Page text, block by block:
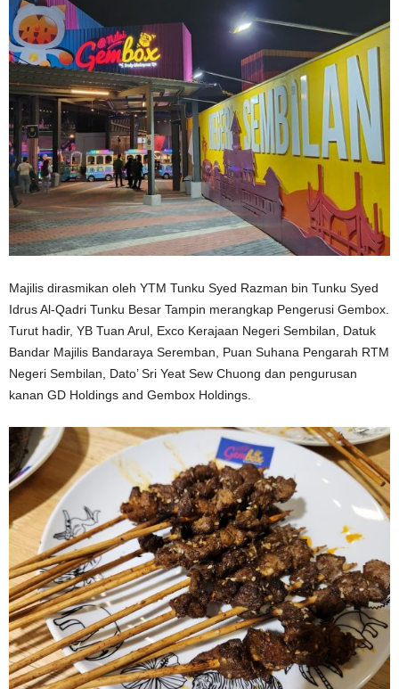
Majilis dirasmikan oleh YTM Tunku Syed Razman bin Tunku Syed
Idrus Al-Qadri Tunku Besar Tampin merangkap Pengerusi Gembox.
Turut hadir, YB Tuan Arul, Exco Kerajaan Negeri Sembilan, Datuk
Bandar Majilis Bandaraya Seremban, Puan Suhana Pengarah RTM
Negeri Sembilan, Dato’ Sri Yeat Sew Chuong dan pengurusan
kanan GD Holdings and Gembox Holdings.